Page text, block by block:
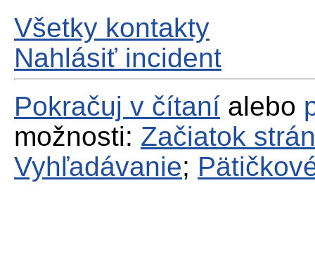
Všetky kontakty
Nahlásiť incident
Pokračuj v čítaní alebo
možnosti: Začiatok
Vyhľadávanie;